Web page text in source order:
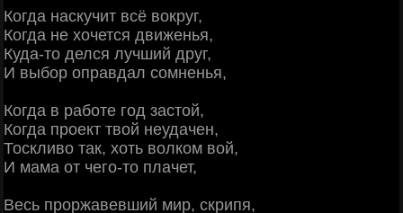
Когда наскучит всё вокруг,
Когда не хочется движенья,
Куда-то делся лучший друг,
И выбор оправдал сомненья,
Когда в работе год застой,
Когда проект твой неудачен,
Тоскливо так, хоть волком вой,
И мама от чего-то плачет,
Весь проржавевший мир, скрипя,